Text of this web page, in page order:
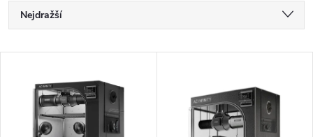
Ř
a
Nejdražší
Abecedně